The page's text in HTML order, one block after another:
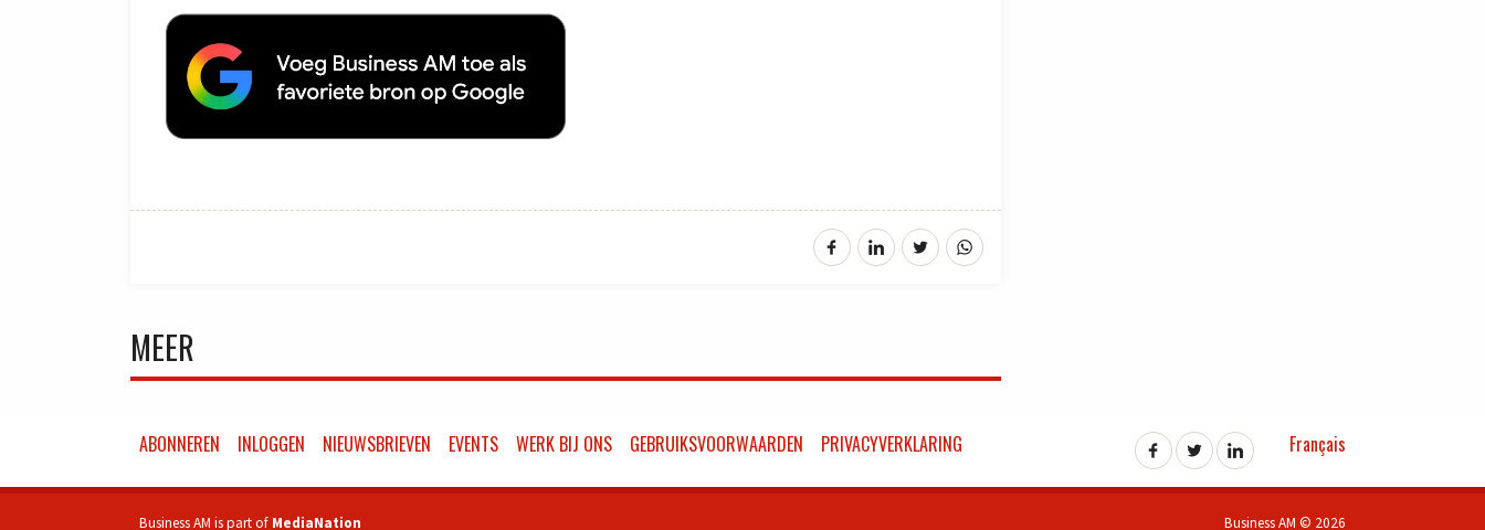
MEER
ABONNEREN INLOGGEN NIEUWSBRIEVEN EVENTS WERK BIJ ONS GEBRUIKSVOORWAARDEN PRIVACYVERKLARING Français
Business AM is part of MediaNation Business AM © 2026